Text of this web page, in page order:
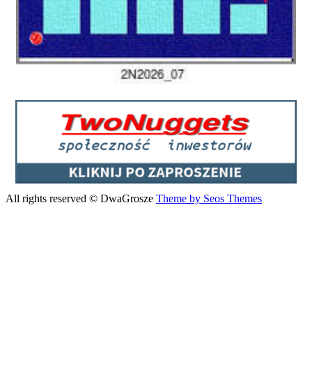
All rights reserved © DwaGrosze Theme by Seos Themes